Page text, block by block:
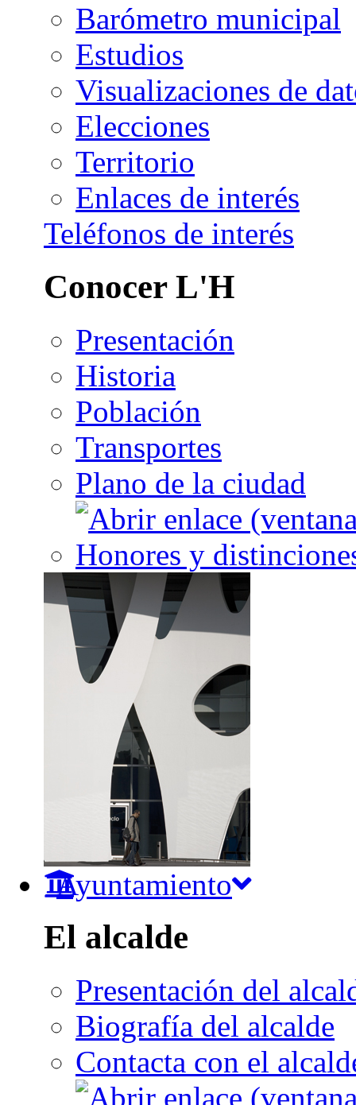
Barómetro municipal
Estudios
Visualizaciones de
Elecciones
Territorio
Enlaces de interés
Teléfonos de interés
Conocer L'H
Presentación
Historia
Población
Transportes
Plano de la ciudad
Honores y
Ayuntamiento
El alcalde
Presentación del
Biografía del alcalde
Contacta con el